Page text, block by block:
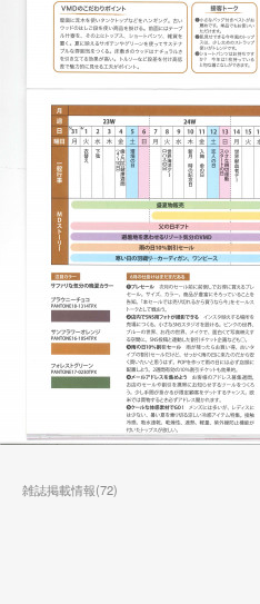
雑誌掲載情報(72)